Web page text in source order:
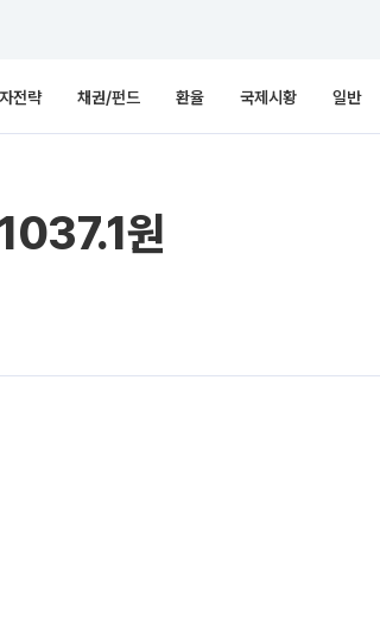
전략 채권/펀드 환율 국제시황 일반
원